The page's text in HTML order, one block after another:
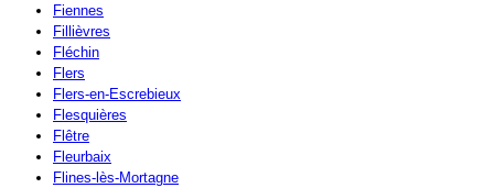
Fiennes
Fillièvres
Fléchin
Flers
Flers-en-Escrebieux
Flesquières
Flêtre
Fleurbaix
Flines-lès-Mortagne